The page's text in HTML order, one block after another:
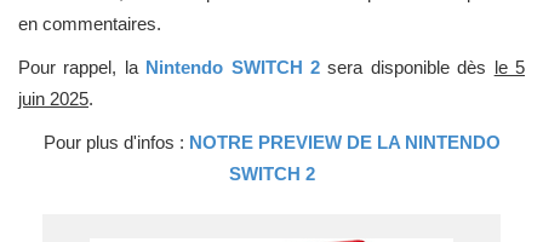
en commentaires.
Pour rappel, la Nintendo SWITCH 2 sera disponible dès le 5
juin 2025.
Pour plus d'infos : NOTRE PREVIEW DE LA NINTENDO
SWITCH 2